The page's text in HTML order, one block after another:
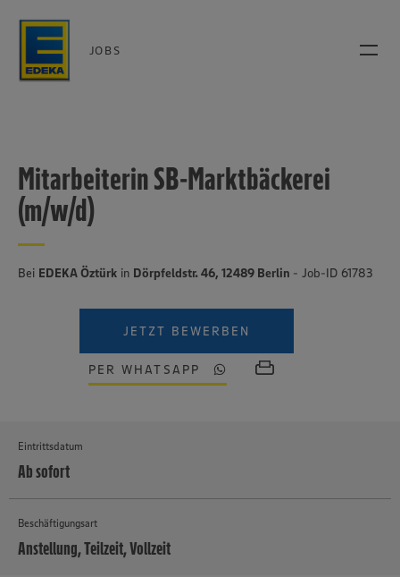
JOBS
Mitarbeiterin SB-Marktbäckerei
(m/w/d)
Bei EDEKA Öztürk in Dörpfeldstr. 46, 12489 Berlin - Job-ID 61783
JETZT BEWERBEN
PER WHATSAPP
Eintrittsdatum
Ab sofort
Beschäftigungsart
Anstellung, Teilzeit, Vollzeit